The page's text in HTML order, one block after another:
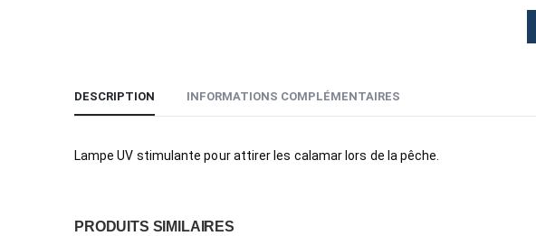
DESCRIPTION INFORMATIONS COMPLÉMENTAIRES
Lampe UV stimulante pour attirer les calamar lors de la pêche.
PRODUITS SIMILAIRES